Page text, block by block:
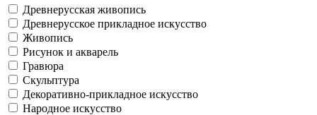
Древнерусская живопись
Древнерусское прикладное искусство
Живопись
Рисунок и акварель
Гравюра
Скульптура
Декоративно-прикладное искусство
Народное искусство